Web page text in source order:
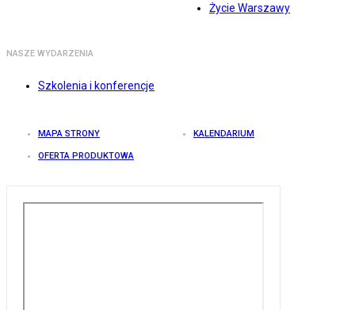
Życie Warszawy
NASZE WYDARZENIA
Szkolenia i konferencje
MAPA STRONY KALENDARIUM
OFERTA PRODUKTOWA